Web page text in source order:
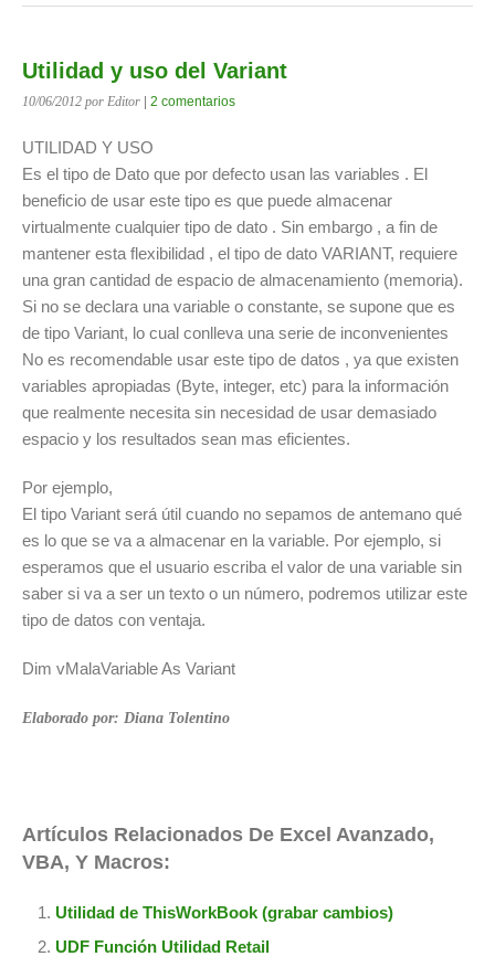
Utilidad y uso del Variant
10/06/2012 por Editor 2 comentarios
UTILIDAD Y USO
Es el tipo de Dato que por defecto usan las variables . El
beneficio de usar este tipo es que puede almacenar
virtualmente cualquier tipo de dato . Sin embargo , a fin de
mantener esta flexibilidad , el tipo de dato VARIANT, requiere
una gran cantidad de espacio de almacenamiento (memoria).
Si no se declara una variable o constante, se supone que es
de tipo Variant, lo cual conlleva una serie de inconvenientes
No es recomendable usar este tipo de datos , ya que existen
variables apropiadas (Byte, integer, etc) para la información
que realmente necesita sin necesidad de usar demasiado
espacio y los resultados sean mas eficientes.
Por ejemplo,
El tipo Variant será útil cuando no sepamos de antemano qué
es lo que se va a almacenar en la variable. Por ejemplo, si
esperamos que el usuario escriba el valor de una variable sin
saber si va a ser un texto o un número, podremos utilizar este
tipo de datos con ventaja.
Dim vMalaVariable As Variant
Elaborado por: Diana Tolentino
Artículos Relacionados De Excel Avanzado,
VBA, Y Macros:
Utilidad de ThisWorkBook (grabar cambios)
UDF Función Utilidad Retail